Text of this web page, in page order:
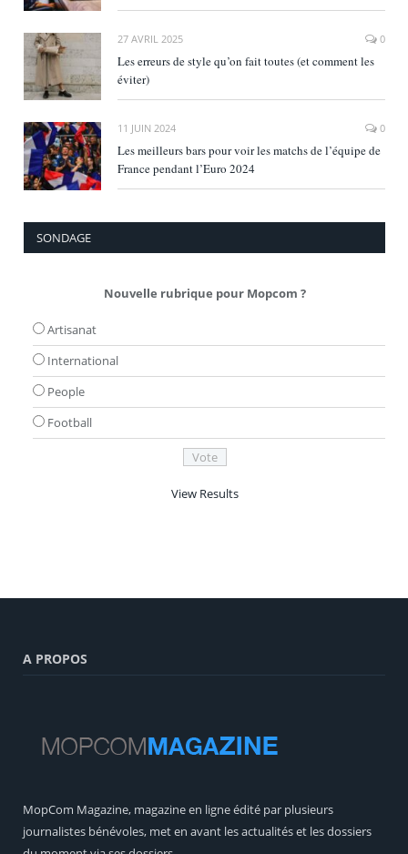
27 AVRIL 2025 0
Les erreurs de style qu’on fait toutes (et comment les
éviter)
11 JUIN 2024 0
Les meilleurs bars pour voir les matchs de l’équipe de
France pendant l’Euro 2024
SONDAGE
Nouvelle rubrique pour Mopcom ?
Artisanat
International
People
Football
View Results
A PROPOS
MopCom Magazine, magazine en ligne édité par plusieurs
journalistes bénévoles, met en avant les actualités et les dossiers